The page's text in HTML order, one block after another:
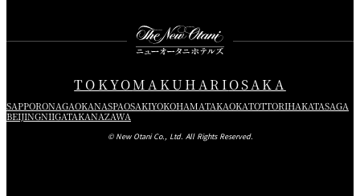
TOKYOMAKUHARIOSAKA
SAPPORONAGAOKANASPAOSAKIYOKOHAMATAKAOKATOTTORIHAKATASAGA
BEIJINGNIIGATAKANAZAWA
© New Otani Co., Ltd. All Rights Reserved.